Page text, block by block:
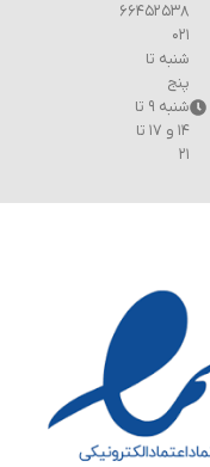
۶۶۴۵۲۵۳۸
۰۲۱
شنبه تا
پنج
شنبه ۹ تا
۱۴ و ۱۷ تا
۲۱